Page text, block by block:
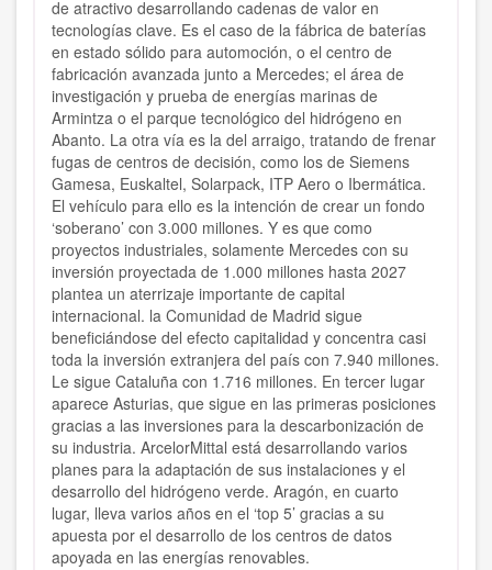
de atractivo desarrollando cadenas de valor en
tecnologías clave. Es el caso de la fábrica de baterías
en estado sólido para automoción, o el centro de
fabricación avanzada junto a Mercedes; el área de
investigación y prueba de energías marinas de
Armintza o el parque tecnológico del hidrógeno en
Abanto. La otra vía es la del arraigo, tratando de frenar
fugas de centros de decisión, como los de Siemens
Gamesa, Euskaltel, Solarpack, ITP Aero o Ibermática.
El vehículo para ello es la intención de crear un fondo
‘soberano’ con 3.000 millones. Y es que como
proyectos industriales, solamente Mercedes con su
inversión proyectada de 1.000 millones hasta 2027
plantea un aterrizaje importante de capital
internacional. la Comunidad de Madrid sigue
beneficiándose del efecto capitalidad y concentra casi
toda la inversión extranjera del país con 7.940 millones.
Le sigue Cataluña con 1.716 millones. En tercer lugar
aparece Asturias, que sigue en las primeras posiciones
gracias a las inversiones para la descarbonización de
su industria. ArcelorMittal está desarrollando varios
planes para la adaptación de sus instalaciones y el
desarrollo del hidrógeno verde. Aragón, en cuarto
lugar, lleva varios años en el ‘top 5’ gracias a su
apuesta por el desarrollo de los centros de datos
apoyada en las energías renovables.